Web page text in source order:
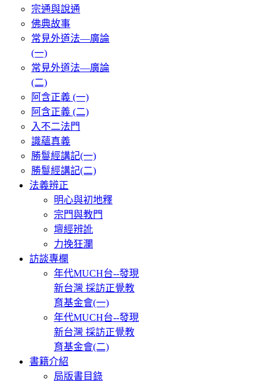
宗通與說通
佛典故事
常見外道法—廣論
(一)
常見外道法—廣論
(二)
阿含正義 (一)
阿含正義 (二)
入不二法門
識蘊真義
勝鬘經講記(一)
勝鬘經講記(二)
法義辨正
明心與初地釋
宗門與教門
壇經辨訛
力挽狂瀾
訪談專欄
年代MUCH台--發現
新台灣 採訪正覺教
育基金會(一)
年代MUCH台--發現
新台灣 採訪正覺教
育基金會(二)
書籍介紹
局版書目錄